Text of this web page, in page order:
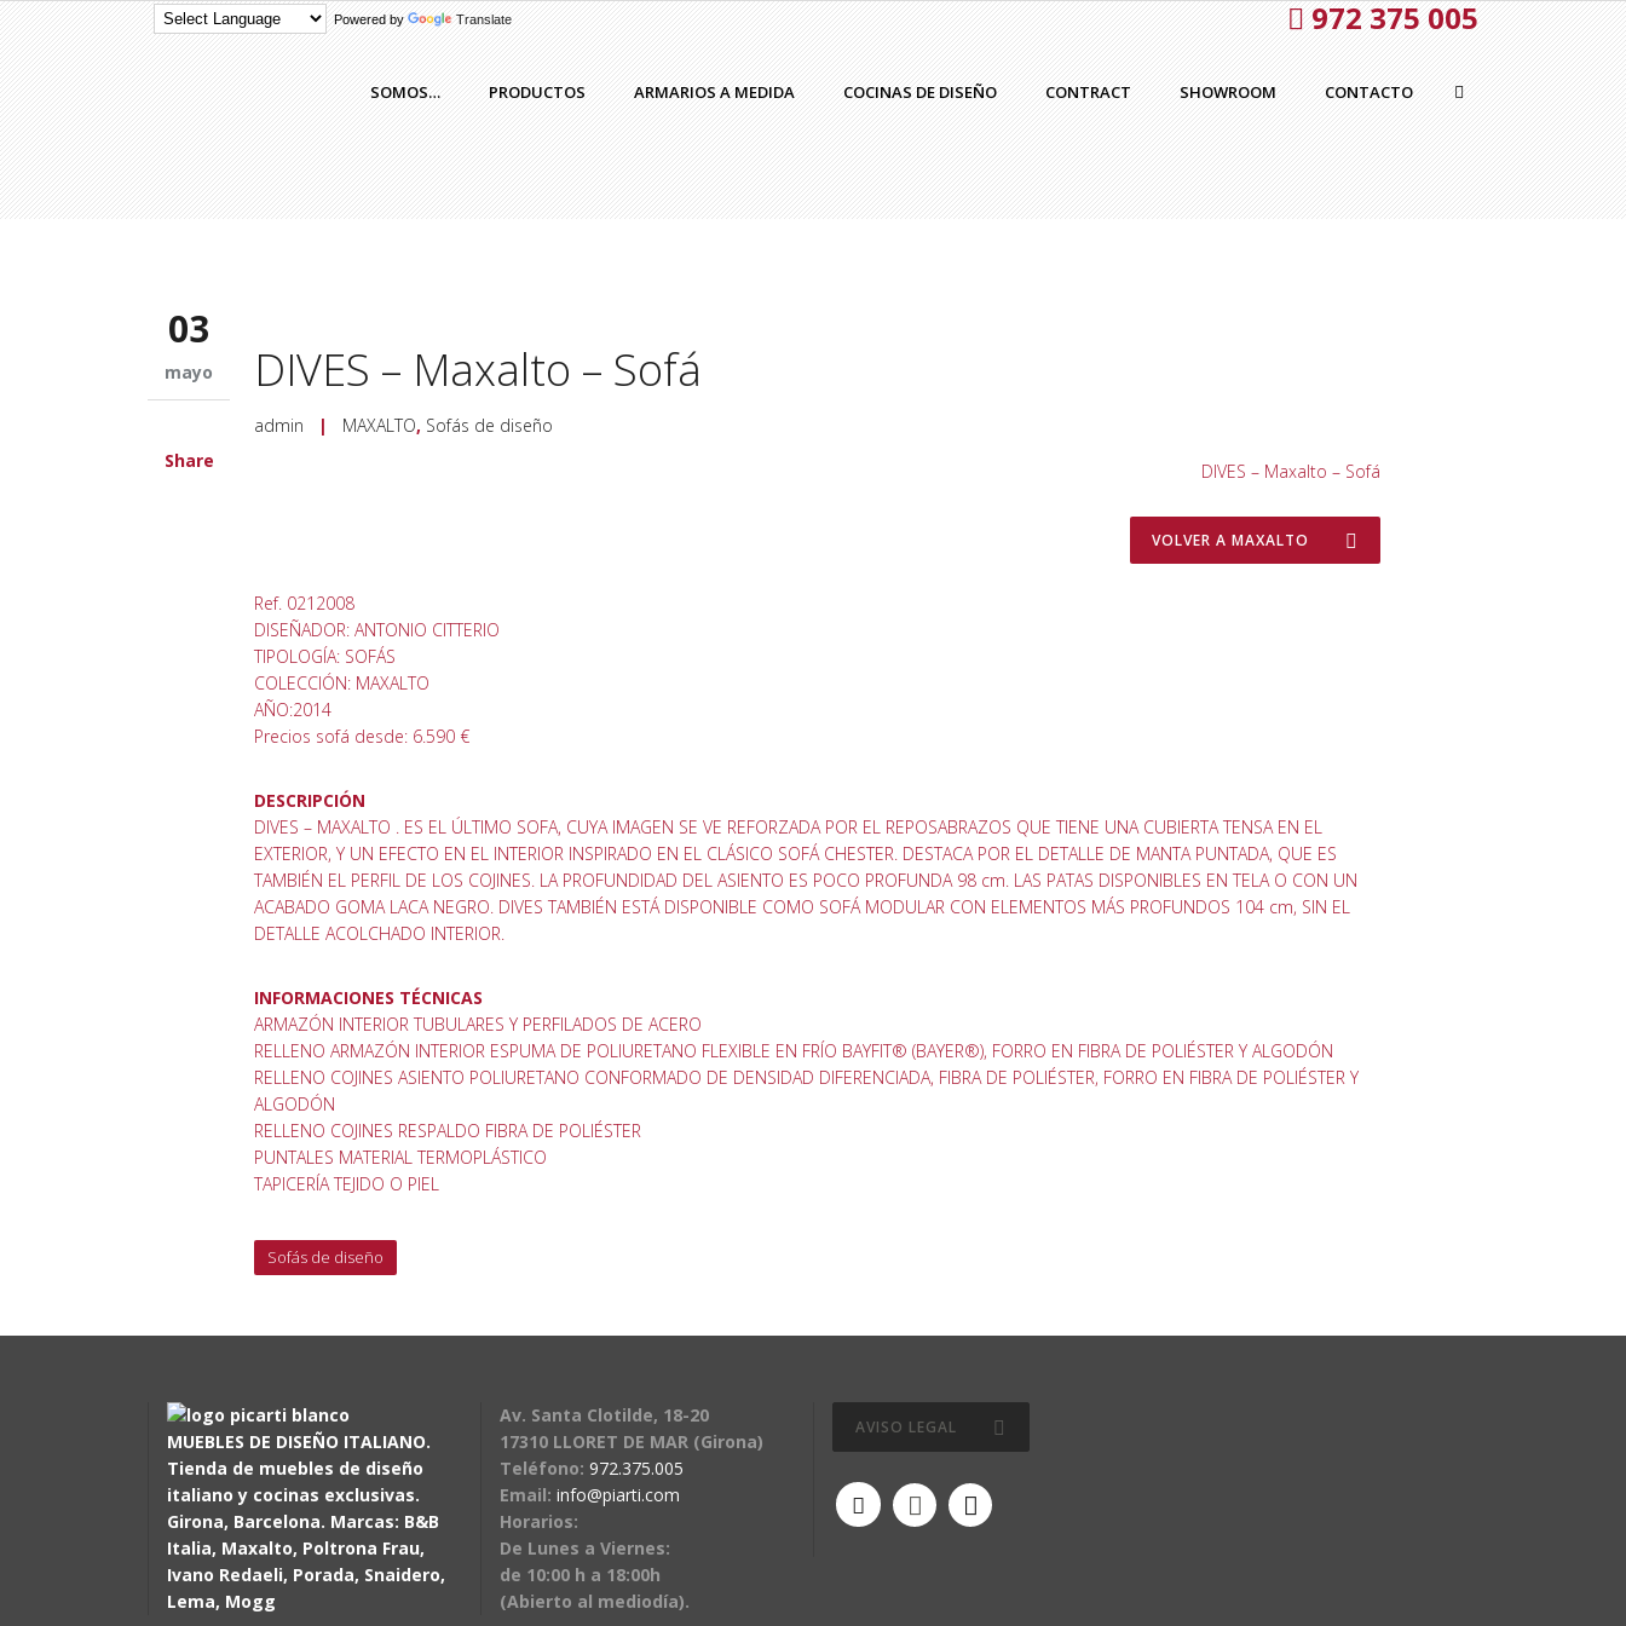
Powered by Translate 972 375 005
SOMOS… PRODUCTOS ARMARIOS A MEDIDA COCINAS DE DISEÑO CONTRACT SHOWROOM CONTACTO
03
mayo
Share
DIVES – Maxalto – Sofá
admin | MAXALTO, Sofás de diseño
DIVES – Maxalto – Sofá
VOLVER A MAXALTO
Ref. 0212008
DISEÑADOR: ANTONIO CITTERIO
TIPOLOGÍA: SOFÁS
COLECCIÓN: MAXALTO
AÑO:2014
Precios sofá desde: 6.590 €
DESCRIPCIÓN
DIVES – MAXALTO . ES EL ÚLTIMO SOFA, CUYA IMAGEN SE VE REFORZADA POR EL REPOSABRAZOS QUE TIENE UNA CUBIERTA TENSA EN EL
EXTERIOR, Y UN EFECTO EN EL INTERIOR INSPIRADO EN EL CLÁSICO SOFÁ CHESTER. DESTACA POR EL DETALLE DE MANTA PUNTADA, QUE ES
TAMBIÉN EL PERFIL DE LOS COJINES. LA PROFUNDIDAD DEL ASIENTO ES POCO PROFUNDA 98 cm. LAS PATAS DISPONIBLES EN TELA O CON UN
ACABADO GOMA LACA NEGRO. DIVES TAMBIÉN ESTÁ DISPONIBLE COMO SOFÁ MODULAR CON ELEMENTOS MÁS PROFUNDOS 104 cm, SIN EL
DETALLE ACOLCHADO INTERIOR.
INFORMACIONES TÉCNICAS
ARMAZÓN INTERIOR TUBULARES Y PERFILADOS DE ACERO
RELLENO ARMAZÓN INTERIOR ESPUMA DE POLIURETANO FLEXIBLE EN FRÍO BAYFIT® (BAYER®), FORRO EN FIBRA DE POLIÉSTER Y ALGODÓN
RELLENO COJINES ASIENTO POLIURETANO CONFORMADO DE DENSIDAD DIFERENCIADA, FIBRA DE POLIÉSTER, FORRO EN FIBRA DE POLIÉSTER Y
ALGODÓN
RELLENO COJINES RESPALDO FIBRA DE POLIÉSTER
PUNTALES MATERIAL TERMOPLÁSTICO
TAPICERÍA TEJIDO O PIEL
Sofás de diseño
MUEBLES DE DISEÑO ITALIANO.
Tienda de muebles de diseño
italiano y cocinas exclusivas.
Girona, Barcelona. Marcas: B&B
Italia, Maxalto, Poltrona Frau,
Ivano Redaeli, Porada, Snaidero,
Lema, Mogg
Av. Santa Clotilde, 18-20
17310 LLORET DE MAR (Girona)
Teléfono: 972.375.005
Email: info@piarti.com
Horarios:
De Lunes a Viernes:
de 10:00 h a 18:00h
(Abierto al mediodía).
AVISO LEGAL